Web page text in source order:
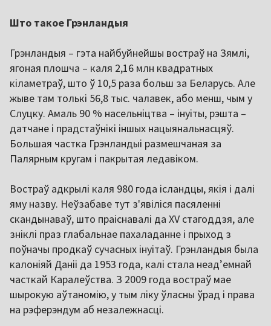
Што такое Грэнландыя
Грэнландыя – гэта найбуйнейшы востраў на Зямлі,
ягоная плошча – каля 2,16 млн квадратных
кіламетраў, што ў 10,5 раза больш за Беларусь. Але
жыве там толькі 56,8 тыс. чалавек, або менш, чым у
Слуцку. Амаль 90 % насельніцтва – інуіты, рэшта –
датчане і прадстаўнікі іншых нацыянальнасцяў.
Большая частка Грэнландыі размешчаная за
Палярным кругам і пакрытая ледавіком.
Востраў адкрылі каля 980 года ісландцы, якія і далі
яму назву. Неўзабаве тут з'явіліся пасяленні
скандынаваў, што праіснавалі да XV стагоддзя, але
зніклі праз глабальнае пахаладанне і прыход з
поўначы продкаў сучасных інуітаў. Грэнландыя была
калоніяй Даніі да 1953 года, калі стала неад’емнай
часткай Каралеўства. З 2009 года востраў мае
шырокую аўтаномію, у тым ліку ўласны ўрад і права
на рэферэндум аб незалежнасці.